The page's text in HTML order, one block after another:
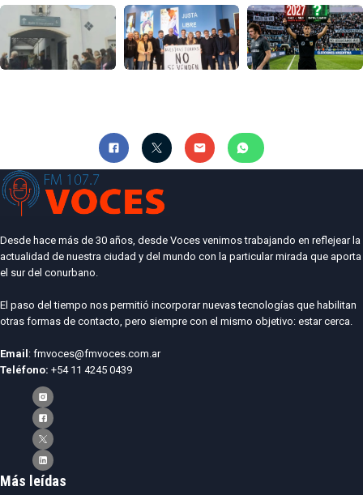
Desde hace más de 30 años, desde Voces venimos trabajando en reflejear la
actualidad de nuestra ciudad y del mundo con la particular mirada que aporta
el sur del conurbano.
El paso del tiempo nos permitió incorporar nuevas tecnologías que habilitan
otras formas de contacto, pero siempre con el mismo objetivo: estar cerca.
Email : fmvoces@fmvoces.com.ar
Teléfono: +54 11 4245 0439
Más leídas